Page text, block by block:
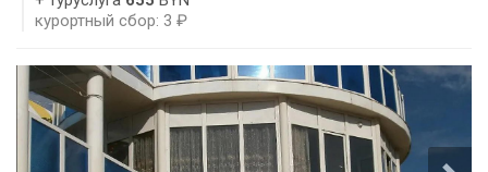
курортный сбор: 3 ₽